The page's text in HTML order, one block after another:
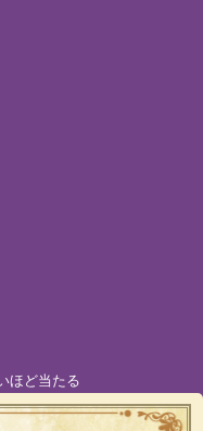
ほど当たる